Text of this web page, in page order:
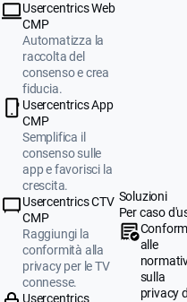
Usercentrics Web
CMP
Automatizza la
raccolta del
consenso e crea
fiducia.
Usercentrics App
CMP
Semplifica il
consenso sulle
app e favorisci la
crescita.
Usercentrics CTV
CMP
Raggiungi la
conformità alla
privacy per le TV
connesse.
Usercentrics
Soluzioni
Per caso
alle
sulla
privacy